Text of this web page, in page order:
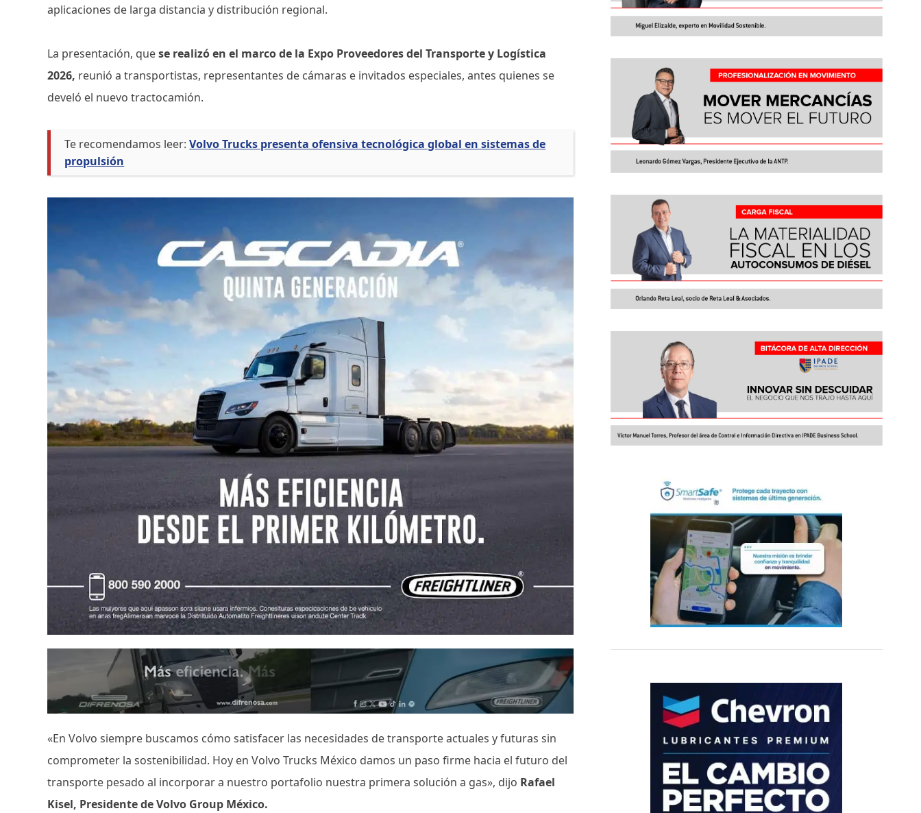
aplicaciones de larga distancia y distribución regional.
La presentación, quese realizó en el marco de la Expo Proveedores del Transporte y Logística
2026, reunió a transportistas, representantes de cámaras e invitados especiales, antes quienes se
develó el nuevo tractocamión.
Te recomendamos leer: Volvo Trucks presenta ofensiva tecnológica global en sistemas de
propulsión
«En Volvo siempre buscamos cómo satisfacer las necesidades de transporte actuales y futuras sin
comprometer la sostenibilidad. Hoy en Volvo Trucks México damos un paso firme hacia el futuro del
transporte pesado al incorporar a nuestro portafolio nuestra primera solución a gas», dijo Rafael
Kisel, Presidente de Volvo Group México.